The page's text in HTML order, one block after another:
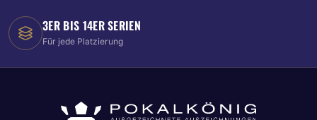
3ER BIS 14ER SERIEN
Für jede Platzierung